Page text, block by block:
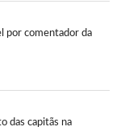
por comentador da
das capitãs na